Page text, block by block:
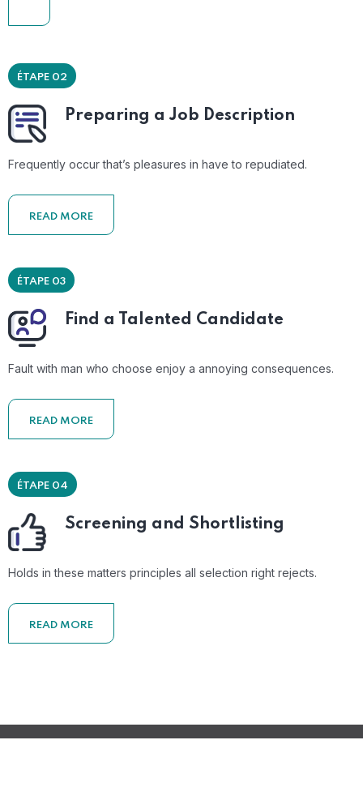
ÉTAPE 02
Preparing a Job Description
Frequently occur that’s pleasures in have to repudiated.
READ MORE
ÉTAPE 03
Find a Talented Candidate
Fault with man who choose enjoy a annoying consequences.
READ MORE
ÉTAPE 04
Screening and Shortlisting
Holds in these matters principles all selection right rejects.
READ MORE